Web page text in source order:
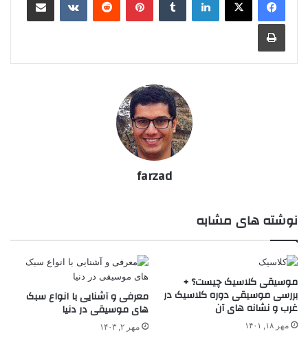
چاپ
farzad
نوشته های مشابه
موسیقی کلاسیک چیست؟ +
بررسی موسیقی دوره کلاسیک در
غرب و نشانه های آن
مهر ۱۸, ۱۴۰۱
معرفی و آشنایی با انواع سبک‌
های موسیقی در دنیا
مهر ۲, ۱۴۰۳